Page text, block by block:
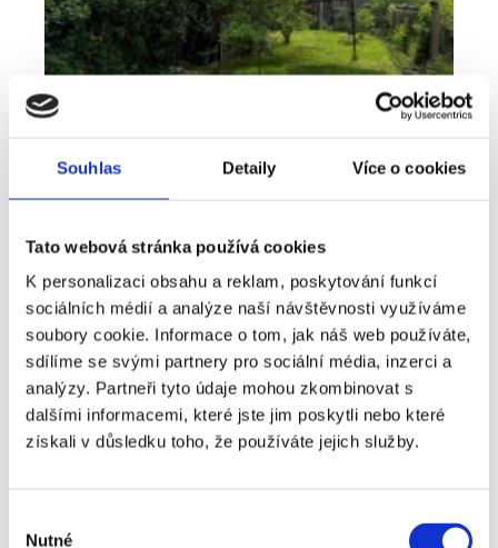
Souhlas Detaily Více o cookies
Tato webová stránka používá cookies
K personalizaci obsahu a reklam, poskytování funkcí
sociálních médií a analýze naší návštěvnosti využíváme
soubory cookie. Informace o tom, jak náš web používáte,
sdílíme se svými partnery pro sociální média, inzerci a
analýzy. Partneři tyto údaje mohou zkombinovat s
dalšími informacemi, které jste jim poskytli nebo které
získali v důsledku toho, že používáte jejich služby.
Nutné
Bydlení, které nabízí víc než běžný byt -
pronájem 2+kk 41 m², Plzeň - Lobzy
Typ nabídky
Pronájem
Typ nemovitosti
Byt
rozměry
dispozice
cena
14 000